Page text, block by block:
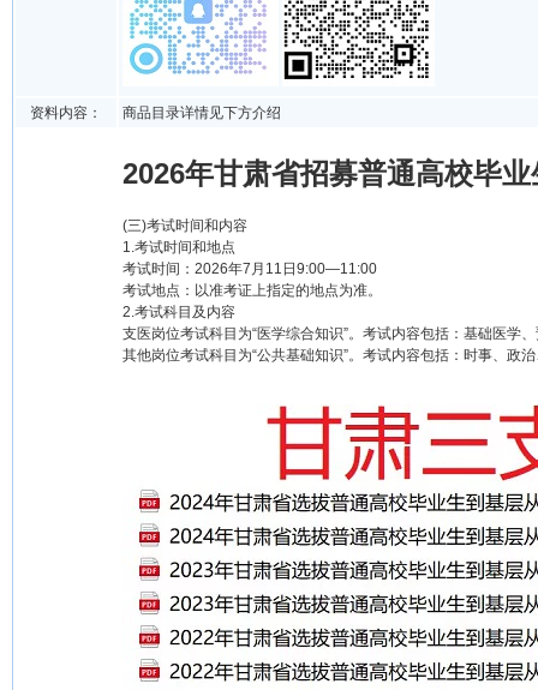
资料内容： 商品目录详情见下方介绍
2026年甘肃省招募普通高校毕
(三)考试时间和内容
1.考试时间和地点
考试时间：2026年7月11日9:00—11:00
考试地点：以准考证上指定的地点为准。
2.考试科目及内容
支医岗位考试科目为“医学综合知识”。考试内容包括：基础医学
其他岗位考试科目为“公共基础知识”。考试内容包括：时事、政